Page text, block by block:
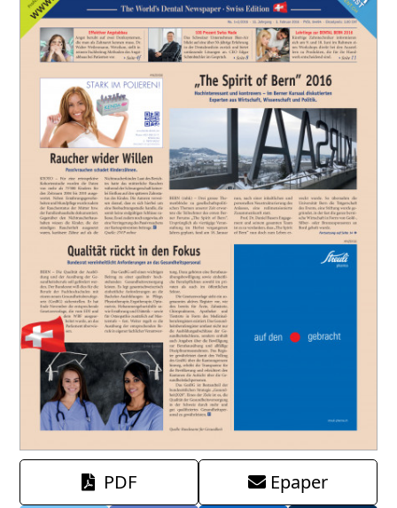
PDF Epaper